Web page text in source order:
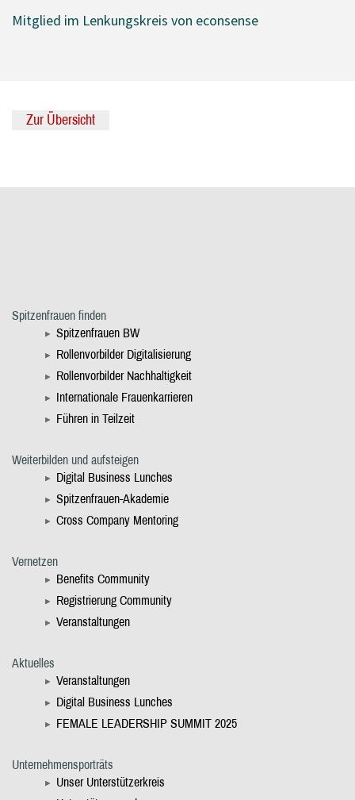
Mitglied im Lenkungskreis von econsense
Zur Übersicht
Spitzenfrauen finden
Spitzenfrauen BW
Rollenvorbilder Digitalisierung
Rollenvorbilder Nachhaltigkeit
Internationale Frauenkarrieren
Führen in Teilzeit
Weiterbilden und aufsteigen
Digital Business Lunches
Spitzenfrauen-Akademie
Cross Company Mentoring
Vernetzen
Benefits Community
Registrierung Community
Veranstaltungen
Aktuelles
Veranstaltungen
Digital Business Lunches
FEMALE LEADERSHIP SUMMIT 2025
Unternehmensporträts
Unser Unterstützerkreis